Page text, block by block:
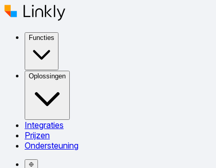
Functies
Oplossingen
Integraties
Prijzen
Ondersteuning